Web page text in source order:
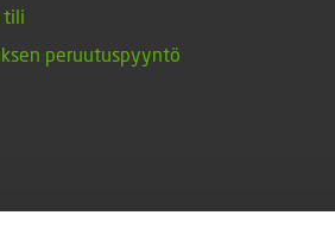
tili
peruutuspyyntö